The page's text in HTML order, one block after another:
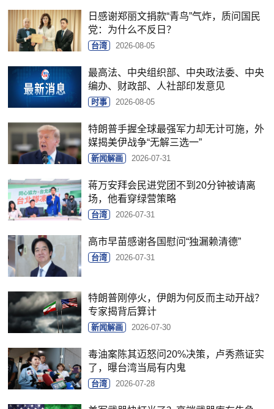
日感谢郑丽文捐款“青鸟”气炸，质问国民
党：为什么不反日？
台湾 2026-08-05
最高法、中央组织部、中央政法委、中央
编办、财政部、人社部印发意见
时事 2026-08-05
特朗普手握全球最强军力却无计可施，外
媒揭美伊战争“无解三选一”
新闻解画 2026-07-31
蒋万安拜会民进党团不到20分钟被请离
场，他看穿绿营策略
台湾 2026-07-31
高市早苗感谢各国慰问“独漏赖清德”
台湾 2026-07-31
特朗普刚停火，伊朗为何反而主动开战？
专家揭背后算计
新闻解画 2026-07-30
毒油案陈其迈怒问20%决策，卢秀燕证实
了，曝台湾当局有内鬼
台湾 2026-07-28